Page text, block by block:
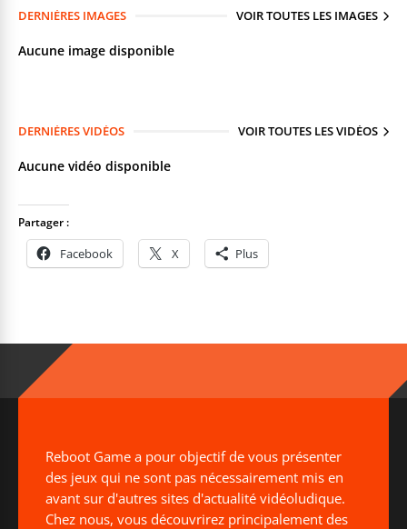
DERNIÈRES IMAGES VOIR TOUTES LES IMAGES
Aucune image disponible
DERNIÈRES VIDÉOS VOIR TOUTES LES VIDÉOS
Aucune vidéo disponible
Partager :
Facebook X Plus
Reboot Game a pour objectif de vous présenter
des jeux qui ne sont pas nécessairement mis en
avant sur d'autres sites d'actualité vidéoludique.
Chez nous, vous découvrirez principalement des